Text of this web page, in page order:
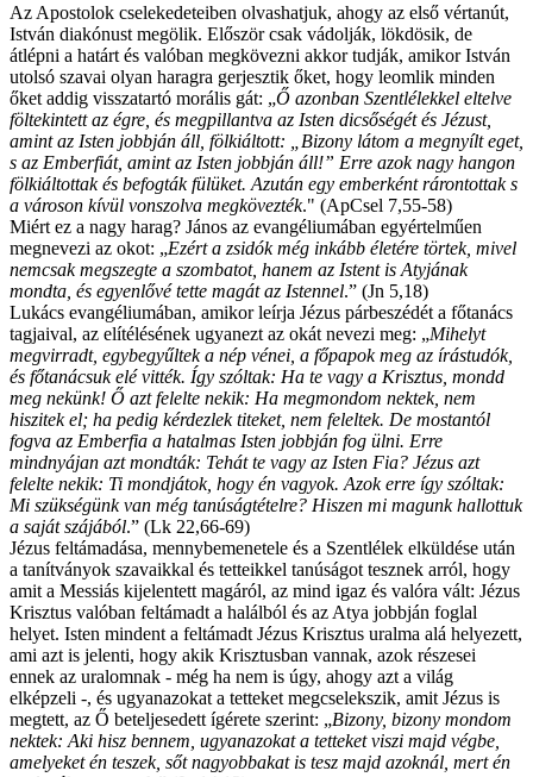
Az Apostolok cselekedeteiben olvashatjuk, ahogy az első vértanút,
István diakónust megölik. Először csak vádolják, lökdösik, de
átlépni a határt és valóban megkövezni akkor tudják, amikor István
utolsó szavai olyan haragra gerjesztik őket, hogy leomlik minden
őket addig visszatartó morális gát: „Ő azonban Szentlélekkel eltelve
föltekintett az égre, és megpillantva az Isten dicsőségét és Jézust,
amint az Isten jobbján áll, fölkiáltott: „Bizony látom a megnyílt eget,
s az Emberfiát, amint az Isten jobbján áll!” Erre azok nagy hangon
fölkiáltottak és befogták fülüket. Azután egy emberként rárontottak s
a városon kívül vonszolva megkövezték." (ApCsel 7,55-58)
Miért ez a nagy harag? János az evangéliumában egyértelműen
megnevezi az okot: „Ezért a zsidók még inkább életére törtek, mivel
nemcsak megszegte a szombatot, hanem az Istent is Atyjának
mondta, és egyenlővé tette magát az Istennel.” (Jn 5,18)
Lukács evangéliumában, amikor leírja Jézus párbeszédét a főtanács
tagjaival, az elítélésének ugyanezt az okát nevezi meg: „Mihelyt
megvirradt, egybegyűltek a nép vénei, a főpapok meg az írástudók,
és főtanácsuk elé vitték. Így szóltak: Ha te vagy a Krisztus, mondd
meg nekünk! Ő azt felelte nekik: Ha megmondom nektek, nem
hiszitek el; ha pedig kérdezlek titeket, nem feleltek. De mostantól
fogva az Emberfia a hatalmas Isten jobbján fog ülni. Erre
mindnyájan azt mondták: Tehát te vagy az Isten Fia? Jézus azt
felelte nekik: Ti mondjátok, hogy én vagyok. Azok erre így szóltak:
Mi szükségünk van még tanúságtételre? Hiszen mi magunk hallottuk
a saját szájából.” (Lk 22,66-69)
Jézus feltámadása, mennybemenetele és a Szentlélek elküldése után
a tanítványok szavaikkal és tetteikkel tanúságot tesznek arról, hogy
amit a Messiás kijelentett magáról, az mind igaz és valóra vált: Jézus
Krisztus valóban feltámadt a halálból és az Atya jobbján foglal
helyet. Isten mindent a feltámadt Jézus Krisztus uralma alá helyezett,
ami azt is jelenti, hogy akik Krisztusban vannak, azok részesei
ennek az uralomnak - még ha nem is úgy, ahogy azt a világ
elképzeli -, és ugyanazokat a tetteket megcselekszik, amit Jézus is
megtett, az Ő beteljesedett ígérete szerint: „Bizony, bizony mondom
nektek: Aki hisz bennem, ugyanazokat a tetteket viszi majd végbe,
amelyeket én teszek, sőt nagyobbakat is tesz majd azoknál, mert én